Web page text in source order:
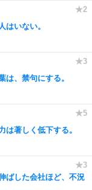
はいない。
は、禁句にする。
は著しく低下する。
ばした会社ほど、不況